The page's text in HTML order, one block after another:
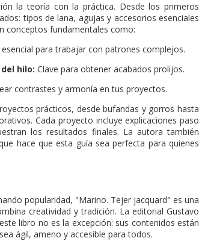
la teoría con la práctica. Desde los primeros
tipos de lana, agujas y accesorios esenciales
conceptos fundamentales como:
para trabajar con patrones complejos.
hilo: Clave para obtener acabados prolijos.
contrastes y armonía en tus proyectos.
prácticos, desde bufandas y gorros hasta
Cada proyecto incluye explicaciones paso
los resultados finales. La autora también
hace que esta guía sea perfecta para quienes
popularidad, "Marino. Tejer jacquard" es una
creatividad y tradición. La editorial Gustavo
libro no es la excepción: sus contenidos están
ágil, ameno y accesible para todos.